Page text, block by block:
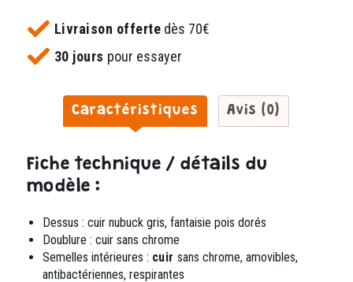
Livraison offerte dès 70€
30 jours pour essayer
Caractéristiques Avis (0)
Fiche technique / détails du
modèle :
Dessus : cuir nubuck gris, fantaisie pois dorés
Doublure : cuir sans chrome
Semelles intérieures : cuir sans chrome, amovibles,
antibactériennes, respirantes